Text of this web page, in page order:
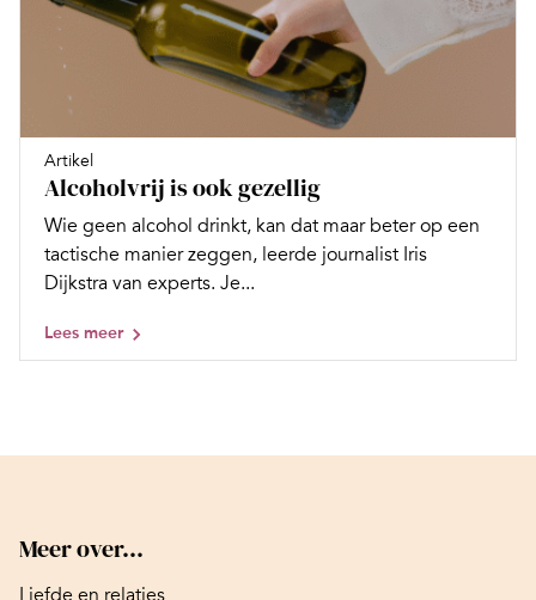
Artikel
Alcoholvrij is ook gezellig
Wie geen alcohol drinkt, kan dat maar beter op een
tactische manier zeggen, leerde journalist Iris
Dijkstra van experts. Je...
Lees meer
Meer over...
Liefde en relaties